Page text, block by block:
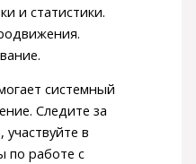
и статистики.
системный
Следите за
в
по работе с